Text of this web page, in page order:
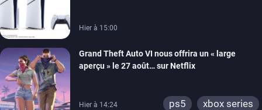
Hier à 15:00
Grand Theft Auto VI nous offrira un « large
aperçu » le 27 août… sur Netflix
Hier à 14:24 ps5 xbox series